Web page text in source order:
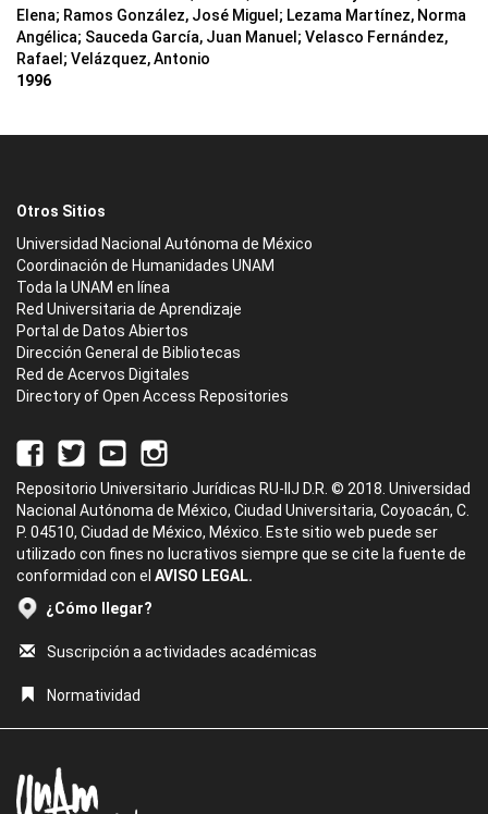
Elena; Ramos González, José Miguel; Lezama Martínez, Norma
Angélica; Sauceda García, Juan Manuel; Velasco Fernández,
Rafael; Velázquez, Antonio
1996
Otros Sitios
Universidad Nacional Autónoma de México
Coordinación de Humanidades UNAM
Toda la UNAM en línea
Red Universitaria de Aprendizaje
Portal de Datos Abiertos
Dirección General de Bibliotecas
Red de Acervos Digitales
Directory of Open Access Repositories
Repositorio Universitario Jurídicas RU-IIJ D.R. © 2018. Universidad
Nacional Autónoma de México, Ciudad Universitaria, Coyoacán, C.
P. 04510, Ciudad de México, México. Este sitio web puede ser
utilizado con fines no lucrativos siempre que se cite la fuente de
conformidad con el AVISO LEGAL.
¿Cómo llegar?
Suscripción a actividades académicas
Normatividad